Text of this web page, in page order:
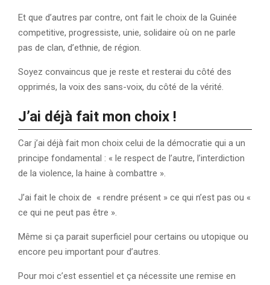
Et que d’autres par contre, ont fait le choix de la Guinée
competitive, progressiste, unie, solidaire où on ne parle
pas de clan, d’ethnie, de région.
Soyez convaincus que je reste et resterai du côté des
opprimés, la voix des sans-voix, du côté de la vérité.
J’ai déjà fait mon choix !
Car j’ai déjà fait mon choix celui de la démocratie qui a un
principe fondamental : « le respect de l’autre, l’interdiction
de la violence, la haine à combattre ».
J’ai fait le choix de « rendre présent » ce qui n’est pas ou «
ce qui ne peut pas être ».
Même si ça parait superficiel pour certains ou utopique ou
encore peu important pour d’autres.
Pour moi c’est essentiel et ça nécessite une remise en